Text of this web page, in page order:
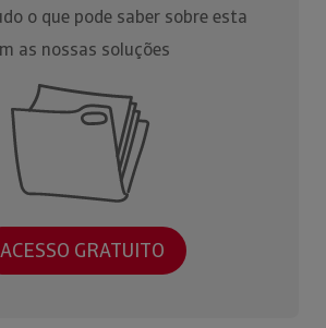
o que pode saber sobre esta
as nossas soluções
ACESSO GRATUITO